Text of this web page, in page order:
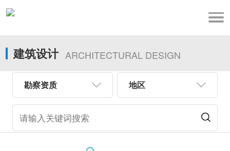
建筑设计 ARCHITECTURAL DESIGN
勘察资质 地区